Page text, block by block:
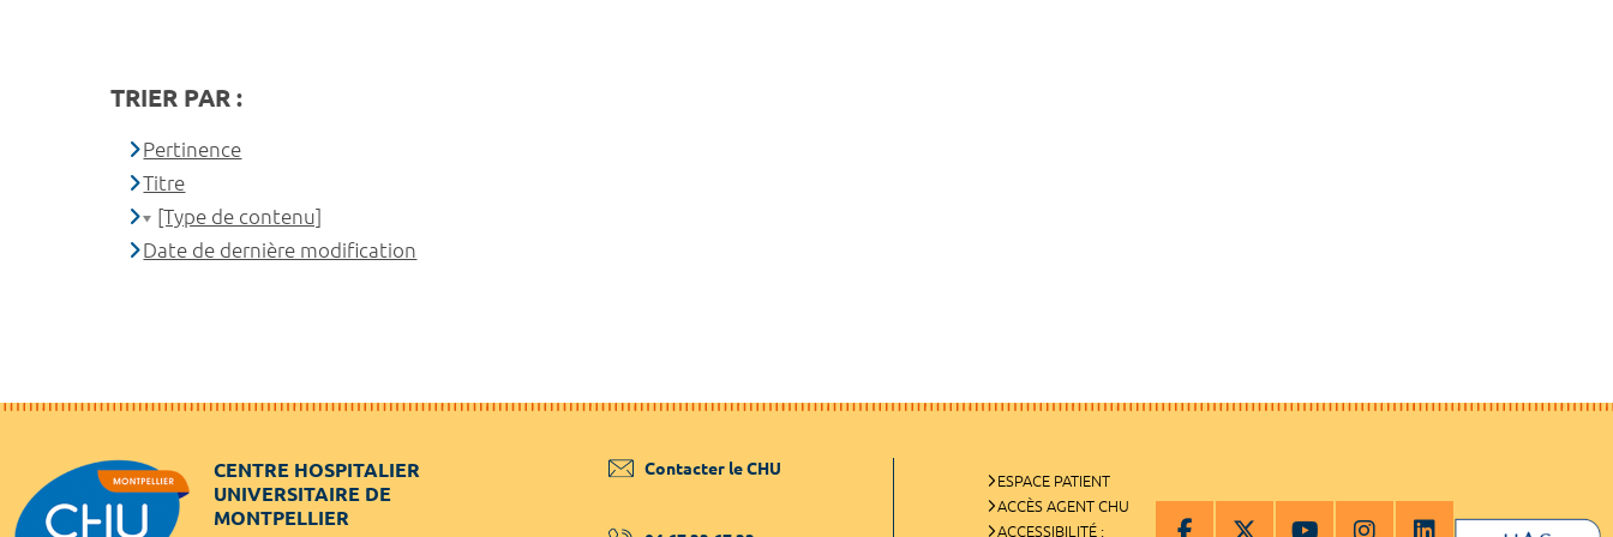
TRIER PAR :
Pertinence
Titre
[Type de contenu]
Date de dernière modification
CENTRE HOSPITALIER
UNIVERSITAIRE DE
MONTPELLIER
Contacter le CHU
ESPACE PATIENT
ACCÈS AGENT CHU
ACCESSIBILITÉ :